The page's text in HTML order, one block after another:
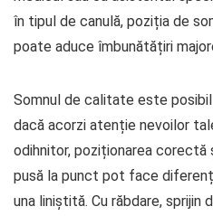
în tipul de canulă, poziția de
poate aduce îmbunătățiri
Somnul de calitate este
dacă acorzi atenție nevoilor
odihnitor, poziționarea corectă
pusă la punct pot face
una liniștită. Cu răbdare, sprijin